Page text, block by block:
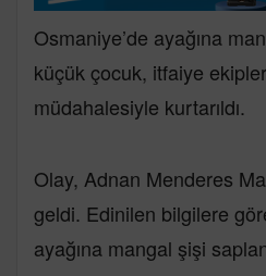
Osmaniye’de ayağına
küçük çocuk, itfaiye
müdahalesiyle kurtarıldı.
Olay, Adnan Menderes
geldi. Edinilen bilgilere
ayağına mangal şişi